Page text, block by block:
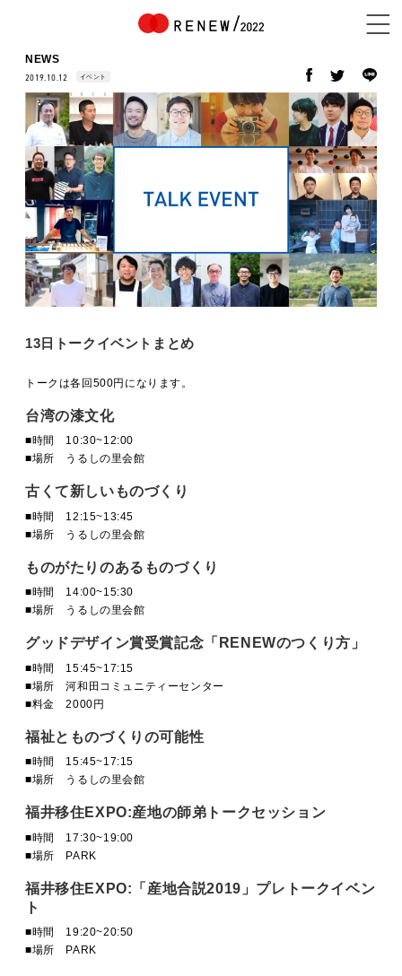
NEWS
ABOUT
CONTENTS
EXHIBITOR
MOVIE
ACCESS / STAY
CONTACT
NEWS
2019.10.12 イベント
13日トークイベントまとめ
トークは各回500円になります。
台湾の漆文化
■時間 10:30~12:00
■場所 うるしの里会館
古くて新しいものづくり
■時間 12:15~13:45
■場所 うるしの里会館
ものがたりのあるものづくり
■時間 14:00~15:30
■場所 うるしの里会館
グッドデザイン賞受賞記念「RENEWのつくり方」
■時間 15:45~17:15
■場所 河和田コミュニティーセンター
■料金 2000円
福祉とものづくりの可能性
■時間 15:45~17:15
■場所 うるしの里会館
福井移住EXPO:産地の師弟トークセッション
■時間 17:30~19:00
■場所 PARK
福井移住EXPO:「産地合説2019」プレトークイベン
ト
■時間 19:20~20:50
■場所 PARK